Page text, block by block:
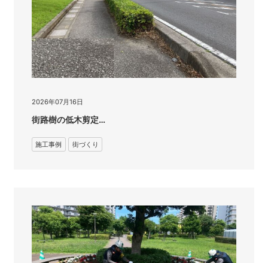
2026年07月16日
街路樹の低木剪定…
施工事例 街づくり